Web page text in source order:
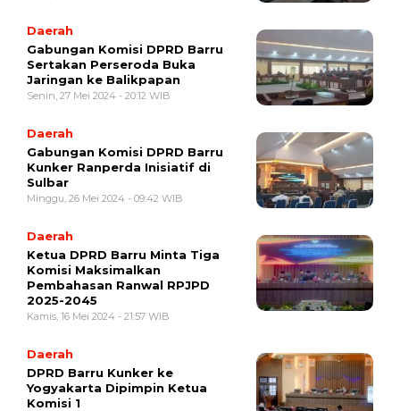
Daerah
Gabungan Komisi DPRD Barru
Sertakan Perseroda Buka
Jaringan ke Balikpapan
Senin, 27 Mei 2024 - 20:12 WIB
Daerah
Gabungan Komisi DPRD Barru
Kunker Ranperda Inisiatif di
Sulbar
Minggu, 26 Mei 2024 - 09:42 WIB
Daerah
Ketua DPRD Barru Minta Tiga
Komisi Maksimalkan
Pembahasan Ranwal RPJPD
2025-2045
Kamis, 16 Mei 2024 - 21:57 WIB
Daerah
DPRD Barru Kunker ke
Yogyakarta Dipimpin Ketua
Komisi 1